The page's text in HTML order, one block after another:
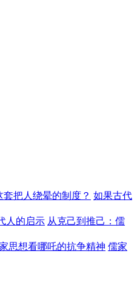
把人绕晕的制度？ 如果古代
人的启示 从克己到推己：儒
思想看哪吒的抗争精神 儒家